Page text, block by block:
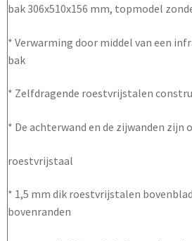
bak 306x510x156 mm, topmodel
* Verwarming door middel van een
bak
* Zelfdragende roestvrijstalen
* De achterwand en de zijwanden
roestvrijstaal
* 1,5 mm dik roestvrijstalen
bovenranden